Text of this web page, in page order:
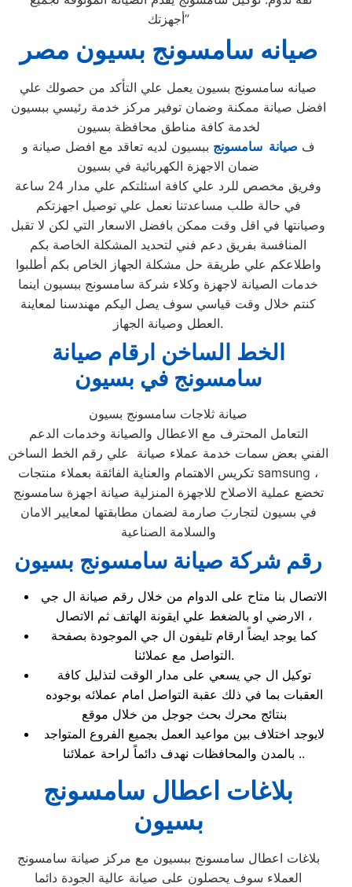
أجهزتك”
صيانه سامسونج بسيون مصر
صيانه سامسونج بسيون يعمل علي التأكد من حصولك علي
افضل صيانة ممكنة وضمان توفير مركز خدمة رئيسي ببسيون
لخدمة كافة مناطق محافظة بسيون
ف صيانة سامسونج ببسيون لديه تعاقد مع افضل صيانة و
ضمان الاجهزة الكهربائية في بسيون
وفريق مخصص للرد علي كافة اسئلتكم علي مدار 24 ساعة
في حالة طلب مساعدتنا نعمل علي توصيل اجهزتكم
وصيانتها في اقل وقت ممكن بافضل الاسعار التي لكن لا تقبل
المنافسة بفريق دعم فني لتحديد المشكلة الخاصة بكم
واطلاعكم علي طريقة حل مشكلة الجهاز الخاص بكم أطلبوا
خدمات الصيانة لاجهزة وكلاء شركة سامسونج ببسيون اينما
كنتم خلال وقت قياسي سوف يصل اليكم مهندسنا لمعاينة
العطل وصيانة الجهاز.
الخط الساخن ارقام صيانة
سامسونج في بسيون
صيانة ثلاجات سامسونج بسيون
التعامل المحترف مع الاعطال والصيانة وخدمات الدعم
الفني بعض سمات خدمة عملاء صيانة علي رقم الخط الساخن
تكريس الاهتمام والعناية الفائقة بعملاء منتجات samsung ،
تخضع عملية الاصلاح للاجهزة المنزلية صيانة اجهزة سامسونج
في بسيون لتجاربَ صارمة لضمان مطابقتها لمعايير الامان
والسلامة الصناعية
رقم شركة صيانة سامسونج بسيون
الاتصال بنا متاح على الدوام من خلال رقم صيانة ال جي
الارضي او بالضغط علي ايقونة الهاتف ثم الاتصال ،
كما يوجد ايضاً ارقام تليفون ال جي الموجودة بصفحة
التواصل مع عملائنا.
توكيل ال جي يسعي على مدار الوقت لتذليل كافة
العقبات بما في ذلك عقبة التواصل امام عملائه بوجوده
بنتائج محرك بحث جوجل من خلال موقع
لايوجد اختلاف بين مواعيد العمل بجميع الفروع المتواجد
بالمدن والمحافظات نهدف دائماً لراحة عملائنا ..
بلاغات اعطال سامسونج
بسيون
بلاغات اعطال سامسونج ببسيون مع مركز صيانة سامسونج
العملاء سوف يحصلون على صيانة عالية الجودة دائما